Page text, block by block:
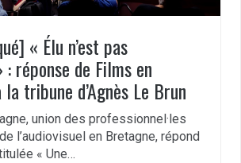
« Élu n’est pas
: réponse de Films en
tribune d’Agnès Le Brun
union des professionnel·les
l’audiovisuel en Bretagne, répond
« Une…